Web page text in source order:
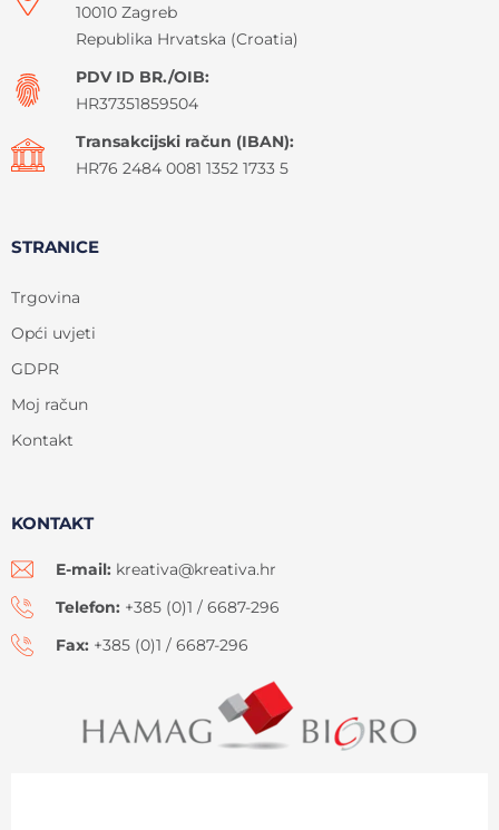
10010 Zagreb
Republika Hrvatska (Croatia)
PDV ID BR./OIB:
HR37351859504
Transakcijski račun (IBAN):
HR76 2484 0081 1352 1733 5
STRANICE
Trgovina
Opći uvjeti
GDPR
Moj račun
Kontakt
KONTAKT
E-mail: kreativa@kreativa.hr
Telefon: +385 (0)1 / 6687-296
Fax: +385 (0)1 / 6687-296